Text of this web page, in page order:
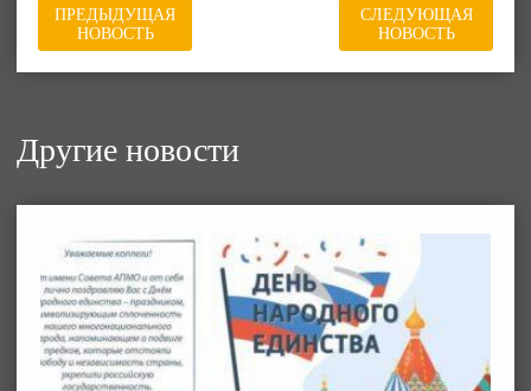
ПРЕДЫДУЩАЯ
НОВОСТЬ
СЛЕДУЮЩАЯ
НОВОСТЬ
Другие новости